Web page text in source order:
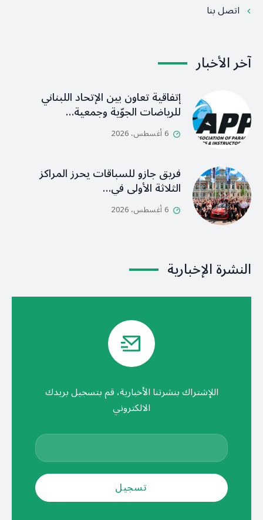
اتصل بنا
آخر الأخبار
إتفاقية تعاون بين الإتحاد اللبناني
للرياضات الجوّية وجمعية…
6 أغسطس، 2026
فريق جازو للسباقات يحرز المراكز
الثلاثة الأولى في…
6 أغسطس، 2026
النشرة الإخبارية
اللإشتراك بنشرتنا الأخبارية، قم بتسجيل بريدك
الالكتروني